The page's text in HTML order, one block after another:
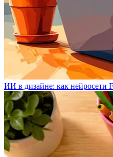
ИИ в дизайне: как нейросети